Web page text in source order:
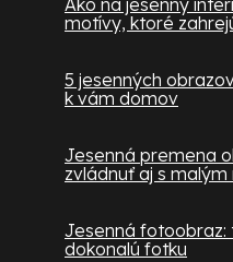
Ako na jesenný
motívy, ktoré
5 jesenných
k vám domov
Jesenná premena
zvládnuť aj s
Jesenná
dokonalú fotku